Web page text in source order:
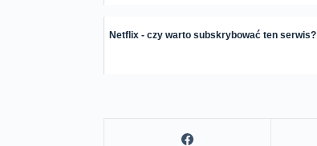
Netflix - czy warto subskrybować ten serwis?